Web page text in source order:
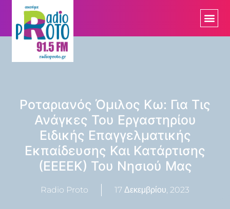
Ροταριανός Όμιλος Κω: Για Τις
Ανάγκες Του Εργαστηρίου
Ειδικής Επαγγελματικής
Εκπαίδευσης Και Κατάρτισης
(ΕΕΕΕΚ) Του Νησιού Μας
Radio Proto 17 Δεκεμβρίου, 2023